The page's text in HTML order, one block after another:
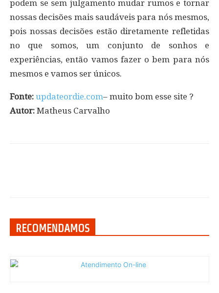
podem se sem julgamento mudar rumos e tornar
nossas decisões mais saudáveis para nós mesmos,
pois nossas decisões estão diretamente refletidas
no que somos, um conjunto de sonhos e
experiências, então vamos fazer o bem para nós
mesmos e vamos ser únicos.
Fonte: updateordie.com– muito bom esse site ?
Autor: Matheus Carvalho
RECOMENDAMOS